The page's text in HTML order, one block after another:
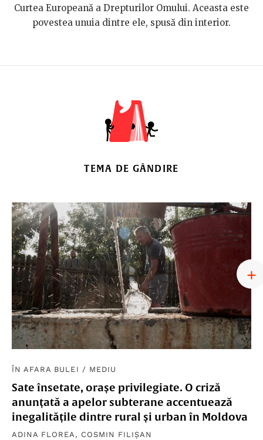
Curtea Europeană a Drepturilor Omului. Aceasta este
povestea unuia dintre ele, spusă din interior.
TEMA DE GÂNDIRE
ÎN AFARA BULEI / MEDIU
Sate însetate, orașe privilegiate. O criză
anunțată a apelor subterane accentuează
inegalitățile dintre rural și urban în Moldova
ADINA FLOREA , COSMIN FILIȘAN